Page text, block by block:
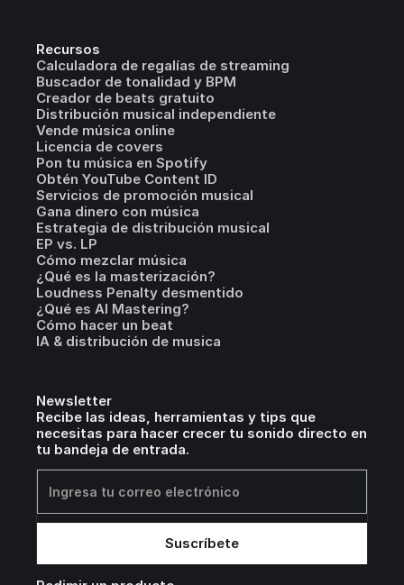
Recursos
Calculadora de regalías de streaming
Buscador de tonalidad y BPM
Creador de beats gratuito
Distribución musical independiente
Vende música online
Licencia de covers
Pon tu música en Spotify
Obtén YouTube Content ID
Servicios de promoción musical
Gana dinero con música
Estrategia de distribución musical
EP vs. LP
Cómo mezclar música
¿Qué es la masterización?
Loudness Penalty desmentido
¿Qué es AI Mastering?
Cómo hacer un beat
IA & distribución de musica
Newsletter
Recibe las ideas, herramientas y tips que
necesitas para hacer crecer tu sonido directo en
tu bandeja de entrada.